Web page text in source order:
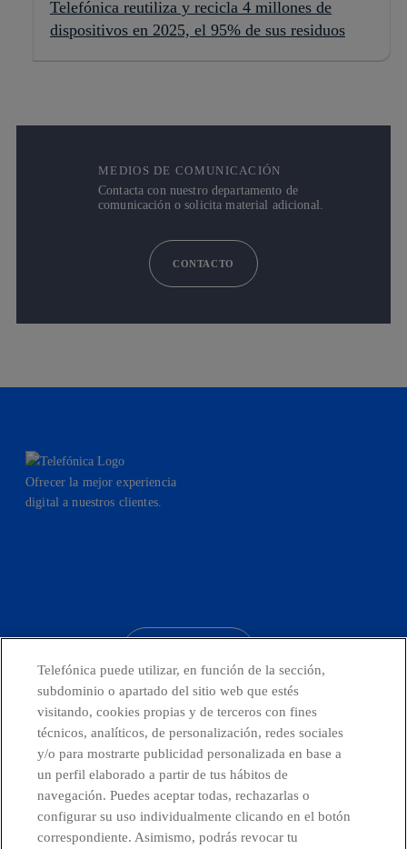
Telefónica reutiliza y recicla 4 millones de
dispositivos en 2025, el 95% de sus residuos
MEDIOS DE COMUNICACIÓN
Contacta con nuestro departamento de
comunicación o solicita material adicional.
CONTACTO
Ofrecer la mejor experiencia
digital a nuestros clientes.
Países y Unidades emergentes
Canal de Denuncias
Centro Global Transparencia
Telefónica puede utilizar, en función de la sección,
subdominio o apartado del sitio web que estés
visitando, cookies propias y de terceros con fines
técnicos, analíticos, de personalización, redes sociales
y/o para mostrarte publicidad personalizada en base a
un perfil elaborado a partir de tus hábitos de
navegación. Puedes aceptar todas, rechazarlas o
configurar su uso individualmente clicando en el botón
correspondiente. Asimismo, podrás revocar tu